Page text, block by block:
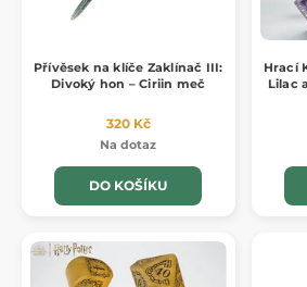
Přívěsek na klíče Zaklínač III:
Divoký hon – Ciriin meč
320 Kč
Na dotaz
DO KOŠÍKU
Hrací
Lilac